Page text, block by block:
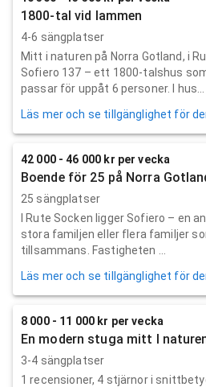
1800-tal vid lammen
4-6 sängplatser
Mitt i naturen på Norra Gotland, i
Sofiero 137 – ett 1800-talshus
passar för uppåt 6 personer. I hus...
Läs mer och se tillgänglighet för
42 000 - 46 000 kr per vecka
Boende för 25 på Norra
25 sängplatser
I Rute Socken ligger Sofiero – en
stora familjen eller flera familjer
tillsammans. Fastigheten ...
Läs mer och se tillgänglighet för
8 000 - 11 000 kr per vecka
En modern stuga mitt I
3-4 sängplatser
1 recensioner, 4 stjärnor i